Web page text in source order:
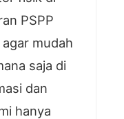
PSPP
mudah
saja di
dan
hanya